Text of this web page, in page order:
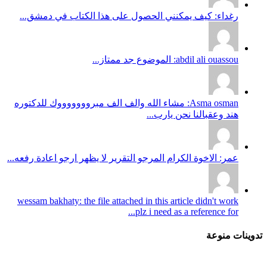
رغداء: كيف يمكنني الحصول على هذا الكتاب في دمشق...
abdil ali ouassou: الموضوع جد ممتاز...
Asma osman: مشاء الله والف الف مبروووووووك للدكتوره
هند وعقبالنا نحن يارب...
عمر: الاخوة الكرام المرجو التقرير لا يظهر ارجو اعادة رفعه...
wessam bakhaty: the file attached in this article didn't work
plz i need as a reference for...
تدوينات منوعة